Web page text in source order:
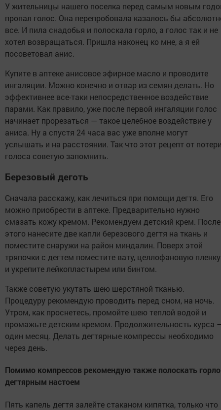
У жительницы нашего поселка перед самым новым
пропал голос. Она перепробовала казалось бы
все. И пила снадобья и полоскала горло, а голос так и не
хотел возвращаться. Пришла наконец ко мне, а я ей
посоветовал анис.
Купите в аптеке анисовое эфирное масло и проводите
ингаляции. Можно конечно и отвар из семян делать. Но
эффективнее все-таки непосредственное воздействие
парами. Как правило, уже после первой ингаляции голос
начинает прорезаться — такое целебное воздействие у
аниса. Ну а спустя 24 часа вас уже вполне могут
услышать и на расстоянии. Так что этот рецепт от
голоса советую запомнить.
Березовый деготь
Сначала расскажу, как лечиться при помощи дегтя. Его
можно приобрести в аптеке. Предварительно нужно
смазать кожу кремом. Рекомендуем детский крем. После
этого нанесите две капли березового дегтя на ткань и
поместите снаружи на район миндалин. Поверх этой
тряпочки с дегтем поместите вату, целлофановую пленку
и укрепите лейкопластырем или бинтом.
Также советую укутать шею шерстяной тканью.
Процедуру рекомендую проводить перед сном, на ночь.
Утром, как проснетесь, промойте шею теплой водой и
промажьте детским кремом. Продолжительность курса
один месяц. Делать дегтярные компрессы необходимо
через день.
Помимо компрессов рекомендую также полоскать горло
дегтярным настоем
Пять капель дегтя залейте стаканом кипятка, только что